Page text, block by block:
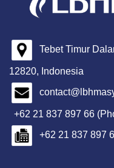
Tebet Timur
12820, Indonesia
+62 21 837 897 66
+62 21 837 897